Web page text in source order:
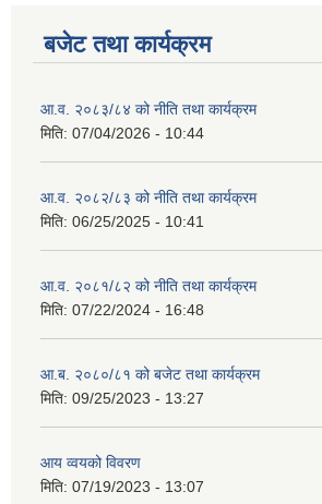
बजेट तथा कार्यक्रम
आ.व. २०८३/८४ को नीति तथा कार्यक्रम
मिति: 07/04/2026 - 10:44
आ.व. २०८२/८३ को नीति तथा कार्यक्रम
मिति: 06/25/2025 - 10:41
आ.व. २०८१/८२ को नीति तथा कार्यक्रम
मिति: 07/22/2024 - 16:48
आ.ब. २०८०/८१ को बजेट तथा कार्यक्रम
मिति: 09/25/2023 - 13:27
आय व्वयको विवरण
मिति: 07/19/2023 - 13:07